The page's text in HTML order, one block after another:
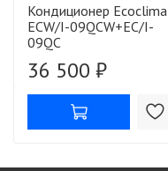
Кондиционер Ecoclima
ECW/I-09QCW+EC/I-
09QC
36 500 ₽